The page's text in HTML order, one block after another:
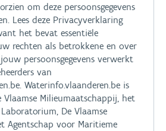
om deze persoonsgegevens
Lees deze Privacyverklaring
het bevat essentiële
rechten als betrokkene en over
persoonsgegevens verwerkt
van
Waterinfo.vlaanderen.be is
Vlaamse Milieumaatschappij, het
De Vlaamse
Agentschap voor Maritieme